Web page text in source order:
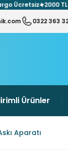
Ücretsiz 2000 TL
0322 363
Ürünler
Aparatı